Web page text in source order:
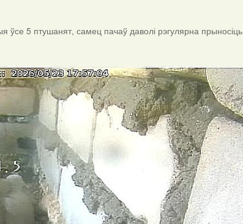
5 птушанят, самец пачаў даволі рэгулярна прыносіць